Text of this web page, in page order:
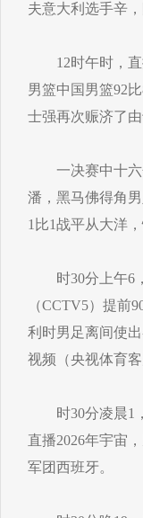
夫意大利选手辛
12时午时，直
男篮中国男篮92
士强再次赈济了由
一决赛中十六
潘，黑马佛得角
1比1战平从大洋
时30分上午6，
（CCTV5）提前
利时男足离间使
视频（央视体育
时30分凌晨1，
直播2026年宇宙
军团西班牙。